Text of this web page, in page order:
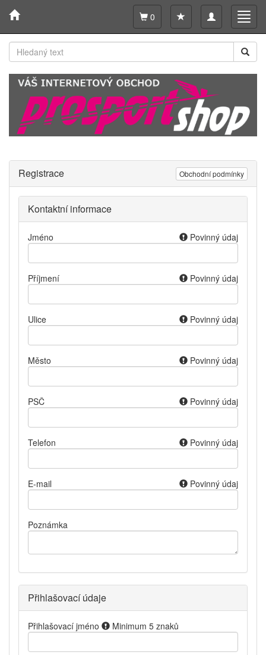
Toggle
navigation
0
Registrace Obchodní podmínky
Kontaktní informace
Jméno Povinný údaj
Příjmení Povinný údaj
Ulice Povinný údaj
Město Povinný údaj
PSČ Povinný údaj
Telefon Povinný údaj
E-mail Povinný údaj
Poznámka
Přihlašovací údaje
Přihlašovací jméno Minimum 5 znaků